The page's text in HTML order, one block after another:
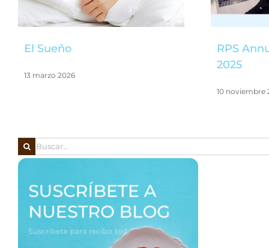
El Sueño
13 marzo 2026
RPS
2025
10 noviembre
Buscar: